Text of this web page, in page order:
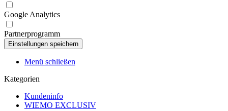
Google Analytics
Partnerprogramm
Menü schließen
Kategorien
Kundeninfo
WIEMO EXCLUSIV